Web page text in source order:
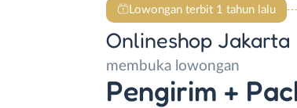
Lowongan terbit 1 tahun lalu
Onlineshop Jakarta
membuka lowongan
Pengirim +